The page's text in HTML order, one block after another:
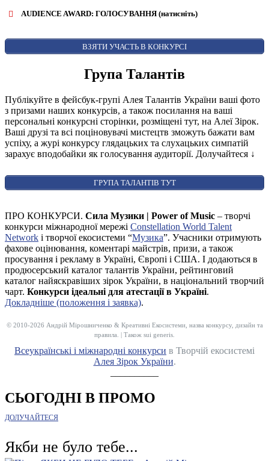
AUDIENCE AWARD: ГОЛОСУВАННЯ (натисніть)
AUDIENCE AWARD
ВЗЯТИ УЧАСТЬ В КОНКУРСІ
Група Талантів
Публікуйте в фейсбук-групі Алея Талантів України ваші фото
з призами наших конкурсів, а також посилання на ваші
персональні конкурсні сторінки, розміщені тут, на Алеї Зірок.
Ваші друзі та всі поціновувачі мистецтв зможуть бажати вам
успіху, а журі конкурсу глядацьких та слухацьких симпатій
зарахує вподобайки як голосування аудиторії. Долучайтеся ↓
ГРУПА ТАЛАНТІВ ТУТ
ПРО КОНКУРСИ. Сила Музики | Power of Music – творчі
конкурси міжнародної мережі Constellation World Talent
Network і творчої екосистеми “Музика”. Учасники отримують
фахове оцінювання, коментарі майстрів, призи, а також
просування і рекламу в Україні, Європі і США. І додаються в
продюсерський каталог талантів України, рейтинговий
каталог найяскравіших зірок України, в національний творчий
чарт. Конкурси ідеальні для атестації в Україні.
Докладніше (положення і заявка).
© 2010-2026 Андрій Мірошниченко & Креативні Екосистеми, назва конкурсу, дизайн та
правила. | Також sui generis.
Всеукраїнські і міжнародні конкурси в Творчій екосистемі
Алея Зірок України.
СЬОГОДНІ В ПРОМО
ДОЛУЧАЙТЕСЯ
Якби не було тебе...